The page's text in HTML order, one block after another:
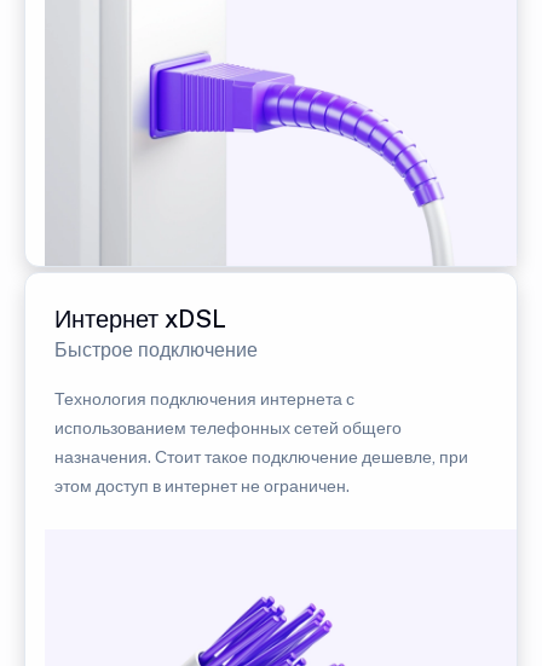
Интернет xDSL
Быстрое подключение
Технология подключения интернета с
использованием телефонных сетей общего
назначения. Стоит такое подключение дешевле, при
этом доступ в интернет не ограничен.